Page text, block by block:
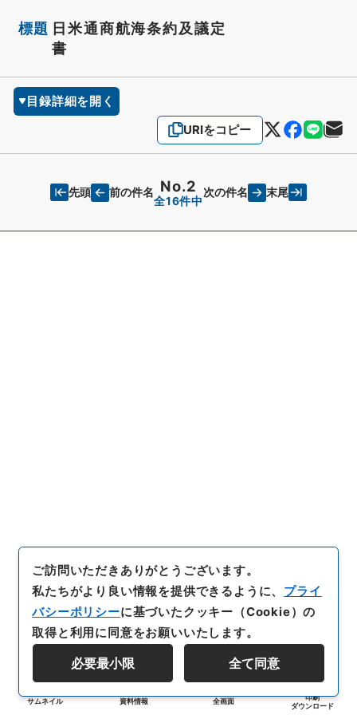
標題 日米通商航海条約及議定
書
目録詳細を開く
URIをコピー
先頭 前の件名 No.2
全16件中
次の件名 末尾
サムネイル 資料情報 全画面
印刷
ダウンロード
ご訪問いただきありがとうございます。
私たちがより良い情報を提供できるように、 プライ
バシーポリシーに基づいたクッキー（Cookie）の
取得と利用に同意をお願いいたします。
必要最小限 全て同意